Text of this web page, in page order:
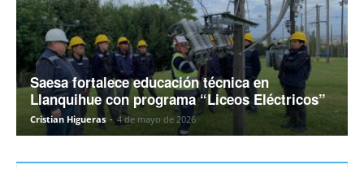
Saesa fortalece educación técnica en
Llanquihue con programa “Liceos Eléctricos”
Cristian Higueras - 4 de mayo de 2026